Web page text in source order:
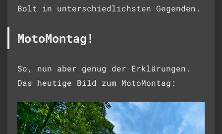
Bolt in unterschiedlichsten Gegenden.
MotoMontag!
So, nun aber genug der Erklärungen.
Das heutige Bild zum MotoMontag: